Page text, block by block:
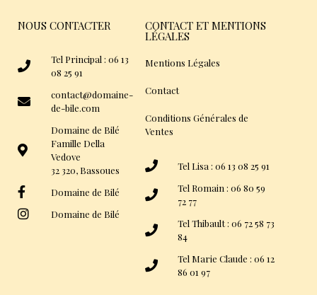
NOUS CONTACTER
Tel Principal : 06 13
08 25 91
contact@domaine-
de-bile.com
Domaine de Bilé
Famille Della
Vedove
32 320, Bassoues
Domaine de Bilé
Domaine de Bilé
CONTACT ET MENTIONS
LÉGALES
Mentions Légales
Contact
Conditions Générales de
Ventes
Tel Lisa : 06 13 08 25 91
Tel Romain : 06 80 59
72 77
Tel Thibault : 06 72 58 73
84
Tel Marie Claude : 06 12
86 01 97